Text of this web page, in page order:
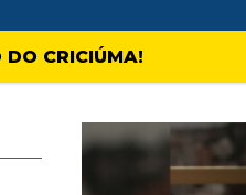
DO CRICIÚMA!